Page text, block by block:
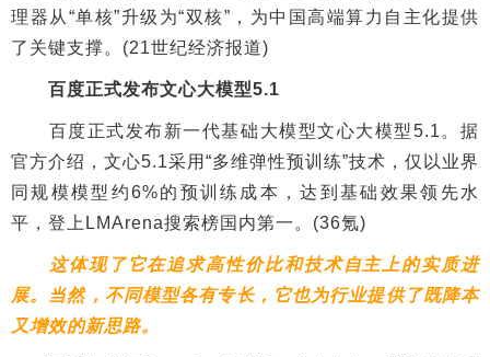
理器从“单核”升级为“双核”，为中国高端算力自主化提供
了关键支撑。(21世纪经济报道)
百度正式发布文心大模型5.1
百度正式发布新一代基础大模型文心大模型5.1。据
官方介绍，文心5.1采用“多维弹性预训练”技术，仅以业界
同规模模型约6%的预训练成本，达到基础效果领先水
平，登上LMArena搜索榜国内第一。(36氪)
这体现了它在追求高性价比和技术自主上的实质进
展。当然，不同模型各有专长，它也为行业提供了既降本
又增效的新思路。